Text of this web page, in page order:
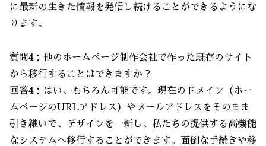
に最新の生きた情報を発信し続けることができるようにな
ります。
質問4：他のホームページ制作会社で作った既存のサイト
から移行することはできますか？
回答4：はい、もちろん可能です。現在のドメイン（ホー
ムページのURLアドレス）やメールアドレスをそのまま
引き継いで、デザインを一新し、私たちの提供する高機能
なシステムへ移行することができます。面倒な手続きや移